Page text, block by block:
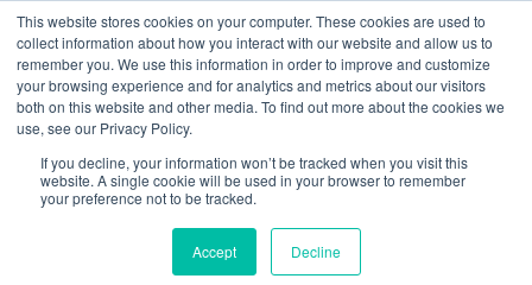
This website stores cookies on your computer. These cookies are used to
collect information about how you interact with our website and allow us to
remember you. We use this information in order to improve and customize
your browsing experience and for analytics and metrics about our visitors
both on this website and other media. To find out more about the cookies we
use, see our Privacy Policy.
If you decline, your information won’t be tracked when you visit this
website. A single cookie will be used in your browser to remember
your preference not to be tracked.
Accept Decline
RECHERCHE FAQ DISTRIBUTEURS